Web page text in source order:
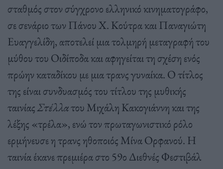
σταθμός στον σύγχρονο ελληνικό κινηματογράφο,
σε σενάριο των Πάνου Χ. Κούτρα και Παναγιώτη
Ευαγγελίδη, αποτελεί μια τολμηρή μεταγραφή του
μύθου του Οιδίποδα και αφηγείται τη σχέση ενός
πρώην καταδίκου με μια τρανς γυναίκα. Ο τίτλος
της είναι συνδυασμός του τίτλου της μυθικής
ταινίαςΣτέλλατου Μιχάλη Κακογιάννη και της
λέξης «τρέλα», ενώ τον πρωταγωνιστικό ρόλο
ερμήνευσε η τρανς ηθοποιός Μίνα Ορφανού. Η
ταινία έκανε πρεμιέρα στο 59ο Διεθνές Φεστιβάλ